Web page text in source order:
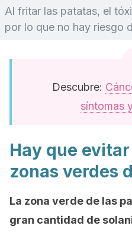
Al fritar las patatas, el
por lo que no hay riesgo
Descubre:
síntomas
Hay que
zonas verdes
La zona verde de las
gran cantidad de